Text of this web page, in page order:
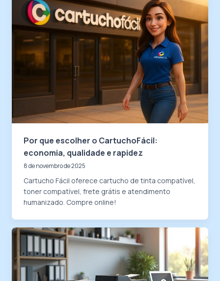
Por que escolher o CartuchoFácil:
economia, qualidade e rapidez
8 de novembro de 2025
Cartucho Fácil oferece cartucho de tinta compatível,
toner compatível, frete grátis e atendimento
humanizado. Compre online!